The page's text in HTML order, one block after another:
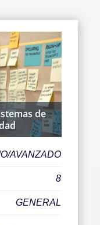
de
AVANZADO
8
GENERAL